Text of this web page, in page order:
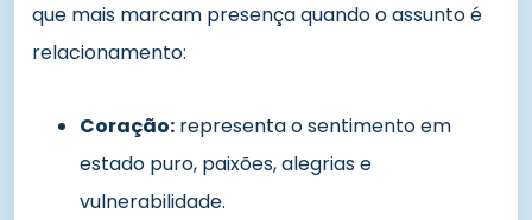
que mais marcam presença quando o assunto é
relacionamento:
Coração: representa o sentimento em
estado puro, paixões, alegrias e
vulnerabilidade.